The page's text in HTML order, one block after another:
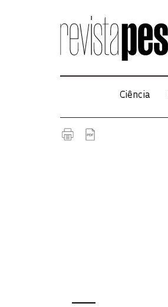
Ciência